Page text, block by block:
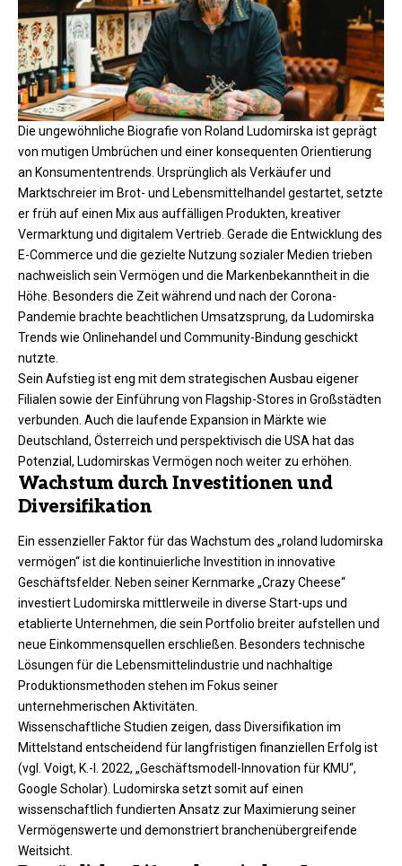
Die ungewöhnliche Biografie von Roland Ludomirska ist geprägt
von mutigen Umbrüchen und einer konsequenten Orientierung
an Konsumententrends. Ursprünglich als Verkäufer und
Marktschreier im Brot- und Lebensmittelhandel gestartet, setzte
er früh auf einen Mix aus auffälligen Produkten, kreativer
Vermarktung und digitalem Vertrieb. Gerade die Entwicklung des
E-Commerce und die gezielte Nutzung sozialer Medien trieben
nachweislich sein Vermögen und die Markenbekanntheit in die
Höhe. Besonders die Zeit während und nach der Corona-
Pandemie brachte beachtlichen Umsatzsprung, da Ludomirska
Trends wie Onlinehandel und Community-Bindung geschickt
nutzte.​
Sein Aufstieg ist eng mit dem strategischen Ausbau eigener
Filialen sowie der Einführung von Flagship-Stores in Großstädten
verbunden. Auch die laufende Expansion in Märkte wie
Deutschland, Österreich und perspektivisch die USA hat das
Potenzial, Ludomirskas Vermögen noch weiter zu erhöhen.​
Wachstum durch Investitionen und
Diversifikation
Ein essenzieller Faktor für das Wachstum des „roland ludomirska
vermögen“ ist die kontinuierliche Investition in innovative
Geschäftsfelder. Neben seiner Kernmarke „Crazy Cheese“
investiert Ludomirska mittlerweile in diverse Start-ups und
etablierte Unternehmen, die sein Portfolio breiter aufstellen und
neue Einkommensquellen erschließen. Besonders technische
Lösungen für die Lebensmittelindustrie und nachhaltige
Produktionsmethoden stehen im Fokus seiner
unternehmerischen Aktivitäten.​
Wissenschaftliche Studien zeigen, dass Diversifikation im
Mittelstand entscheidend für langfristigen finanziellen Erfolg ist
(vgl. Voigt, K.-I. 2022, „Geschäftsmodell-Innovation für KMU“,
Google Scholar). Ludomirska setzt somit auf einen
wissenschaftlich fundierten Ansatz zur Maximierung seiner
Vermögenswerte und demonstriert branchenübergreifende
Weitsicht.